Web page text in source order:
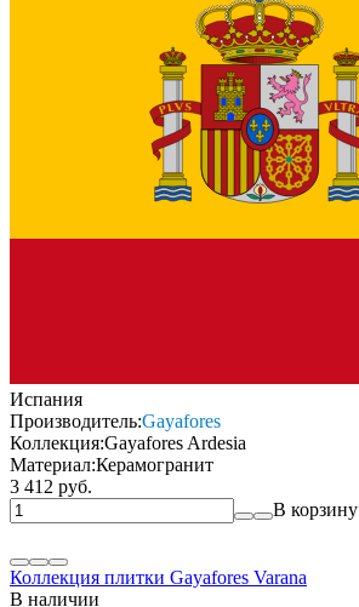
Испания
Производитель:Gayafores
Коллекция:Gayafores Ardesia
Материал:Керамогранит
3 412 руб.
В корзину
Коллекция плитки Gayafores Varana
В наличии